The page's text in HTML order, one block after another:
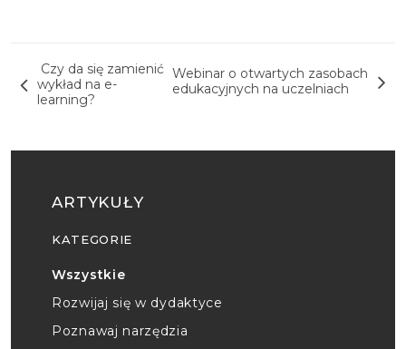
ARTYKUŁY
KATEGORIE
Wszystkie
Rozwijaj się w dydaktyce
Poznawaj narzędzia
Czy da się zamienić
wykład na e-
learning?
Webinar o otwartych zasobach
edukacyjnych na uczelniach